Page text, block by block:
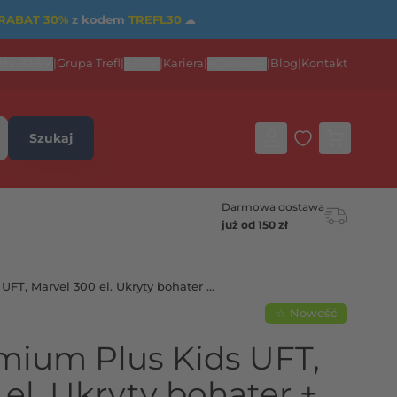
30%z kodem TREFL30 ☁
Grupa Trefl Kariera Blog Kontakt
Szukaj
Darmowa dostawa
już od 150 zł
Marvel 300 el. Ukryty bohater +
☆ Nowość
Plus Kids UFT,